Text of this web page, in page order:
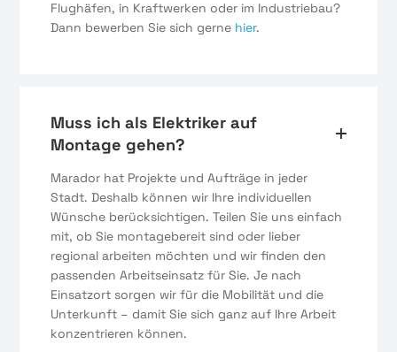
Flughäfen, in Kraftwerken oder im Industriebau?
Dann bewerben Sie sich gerne hier.
Muss ich als Elektriker auf
Montage gehen?
Marador hat Projekte und Aufträge in jeder
Stadt. Deshalb können wir Ihre individuellen
Wünsche berücksichtigen. Teilen Sie uns einfach
mit, ob Sie montagebereit sind oder lieber
regional arbeiten möchten und wir finden den
passenden Arbeitseinsatz für Sie. Je nach
Einsatzort sorgen wir für die Mobilität und die
Unterkunft – damit Sie sich ganz auf Ihre Arbeit
konzentrieren können.